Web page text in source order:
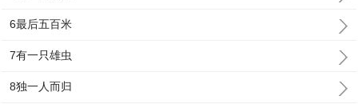
6最后五百米
7有一只雄虫
8独一人而归